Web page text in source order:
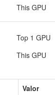
This GPU
Top 1 GPU
This GPU
Valor